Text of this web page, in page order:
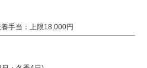
手当：上限18,000円